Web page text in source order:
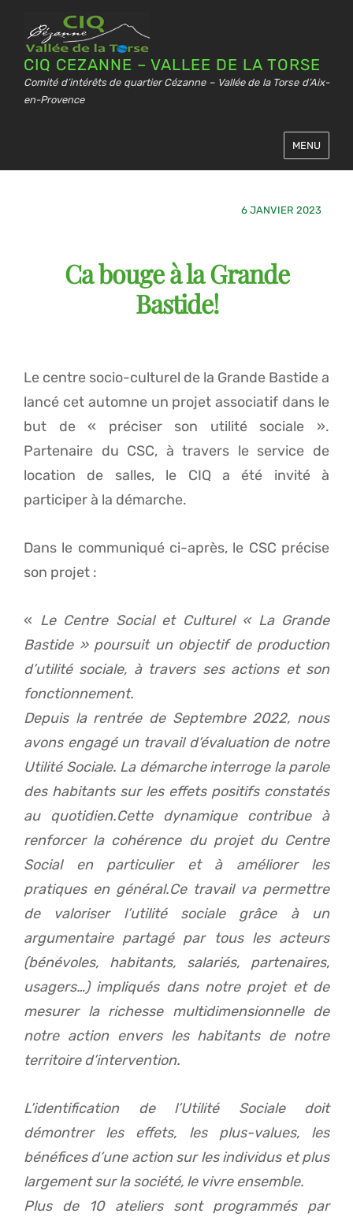
CIQ CEZANNE – VALLEE DE LA TORSE
Comité d’intérêts de quartier Cézanne – Vallée de la Torse d’Aix-
en-Provence
MENU
6 JANVIER 2023
Ca bouge à la Grande
Bastide!
Le centre socio-culturel de la Grande Bastide a
lancé cet automne un projet associatif dans le
but de « préciser son utilité sociale ».
Partenaire du CSC, à travers le service de
location de salles, le CIQ a été invité à
participer à la démarche.
Dans le communiqué ci-après, le CSC précise
son projet :
« Le Centre Social et Culturel « La Grande
Bastide » poursuit un objectif de production
d’utilité sociale, à travers ses actions et son
fonctionnement.
Depuis la rentrée de Septembre 2022, nous
avons engagé un travail d’évaluation de notre
Utilité Sociale. La démarche interroge la parole
des habitants sur les effets positifs constatés
au quotidien.Cette dynamique contribue à
renforcer la cohérence du projet du Centre
Social en particulier et à améliorer les
pratiques en général.Ce travail va permettre
de valoriser l’utilité sociale grâce à un
argumentaire partagé par tous les acteurs
(bénévoles, habitants, salariés, partenaires,
usagers…) impliqués dans notre projet et de
mesurer la richesse multidimensionnelle de
notre action envers les habitants de notre
territoire d’intervention.
L’identification de l’Utilité Sociale doit
démontrer les effets, les plus-values, les
bénéfices d’une action sur les individus et plus
largement sur la société, le vivre ensemble.
Plus de 10 ateliers sont programmés par